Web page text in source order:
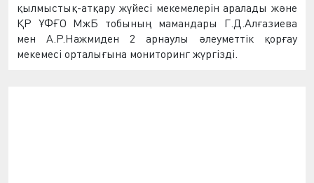
қылмыстық-атқару жүйесі мекемелерін аралады және
ҚР ҰФҒО МжБ тобының мамандары Г.Д.Алғазиева
мен А.Р.Нажмиден 2 арнаулы әлеуметтік қорғау
мекемесі орталығына мониторинг жүргізді.